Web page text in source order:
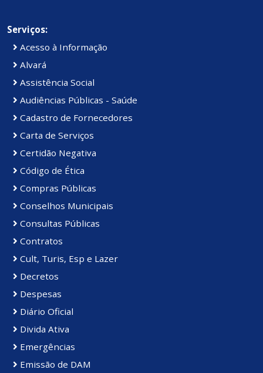
Serviços:
Acesso à Informação
Alvará
Assistência Social
Audiências Públicas - Saúde
Cadastro de Fornecedores
Carta de Serviços
Certidão Negativa
Código de Ética
Compras Públicas
Conselhos Municipais
Consultas Públicas
Contratos
Cult, Turis, Esp e Lazer
Decretos
Despesas
Diário Oficial
Divida Ativa
Emergências
Emissão de DAM